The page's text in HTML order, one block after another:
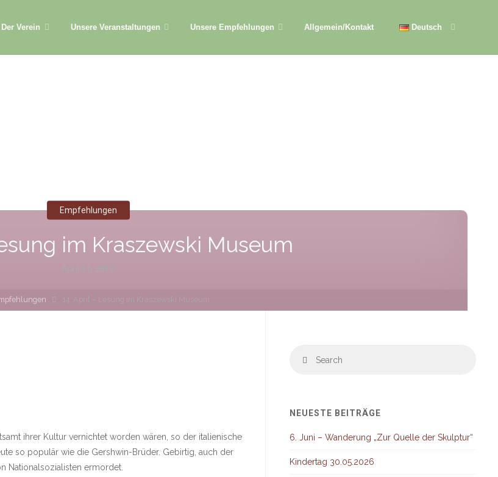
Der Verein Unsere Veranstaltungen Unsere Empfehlungen Allgemein/Kontakt Deutsch
im Kraszewski Museum
Empfehlungen
14. April – Lesung im Kraszewski Museum
ihrer Kultur vernichtet worden wären, so der italienische
so populär wie die Gershwin-Brüder. Gebirtig, auch der
Nationalsozialisten ermordet.
Search
NEUESTE BEITRÄGE
6. Juni – Wanderung „Zur Quelle der Skulptur“
Kindertag 30.05.2026